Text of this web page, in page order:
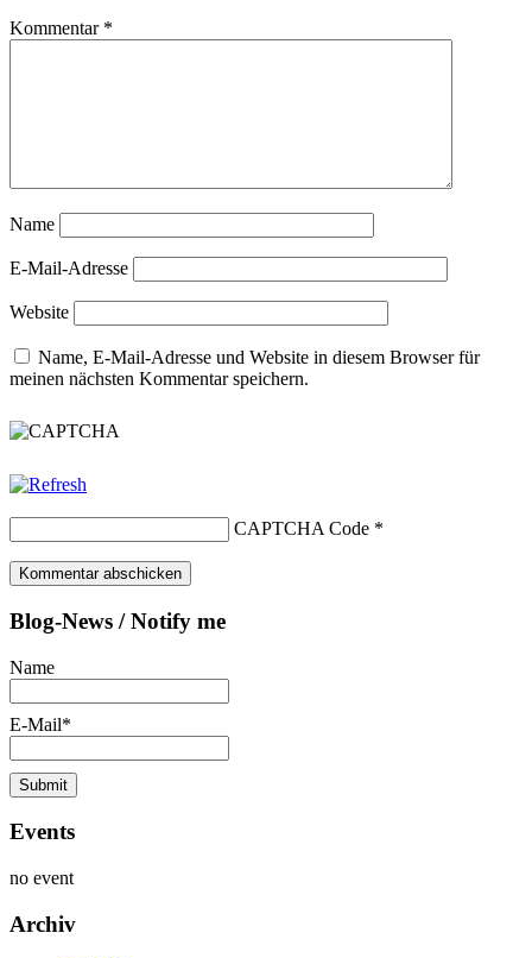
Kommentar *
Name
E-Mail-Adresse
Website
Name, E-Mail-Adresse und Website in diesem Browser für
meinen nächsten Kommentar speichern.
CAPTCHA Code *
Blog-News / Notify me
Name
E-Mail*
Events
no event
Archiv